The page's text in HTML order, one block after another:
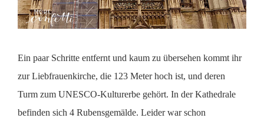
Ein paar Schritte entfernt und kaum zu übersehen kommt ihr
zur Liebfrauenkirche, die 123 Meter hoch ist, und deren
Turm zum UNESCO-Kulturerbe gehört. In der Kathedrale
befinden sich 4 Rubensgemälde. Leider war schon